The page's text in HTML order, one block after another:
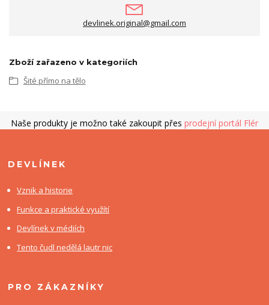
devlinek.original@gmail.com
Zboží zařazeno v kategoriích
Šité přímo na tělo
Naše produkty je možno také zakoupit přes prodejní portál Flér
DEVLÍNEK
Vznik a historie
Funkce a praktické využítí
Devlínek v médiích
Tento čudl nedělá lautr nic
PRO ZÁKAZNÍKY